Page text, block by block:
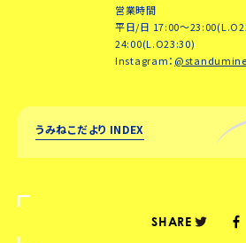
営業時間
平日/日 17:00～
24:00(L.O23:30)
Instagram：
うみねこだより INDEX
SHARE